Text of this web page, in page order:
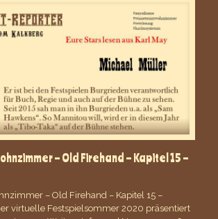
– Old Firehand – Kapitel 15 –
– Old Firehand – Kapitel 15 –
virtuelle Festspielsommer 2020 präsentiert